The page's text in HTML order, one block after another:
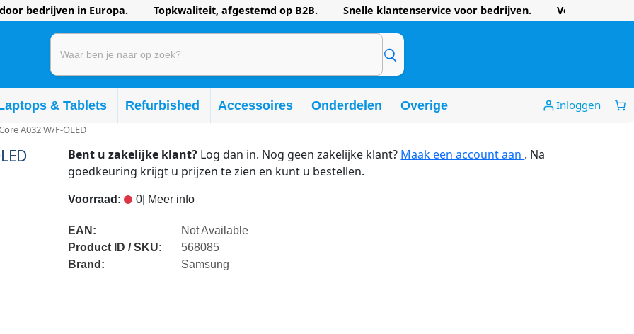
bedrijven in Europa. Topkwaliteit, afgestemd op B2B. Snelle klantenservice voor bedrijven. Voordelige
& Tablets Refurbished Accessoires Onderdelen Overige Inloggen
A032 W/F-OLED
Bent u zakelijke klant? Log dan in. Nog geen zakelijke klant? Maak een account aan . Na
goedkeuring krijgt u prijzen te zien en kunt u bestellen.
Voorraad: 0 | Meer info
EAN:
Not Available
Product ID / SKU:
568085
Brand:
Samsung